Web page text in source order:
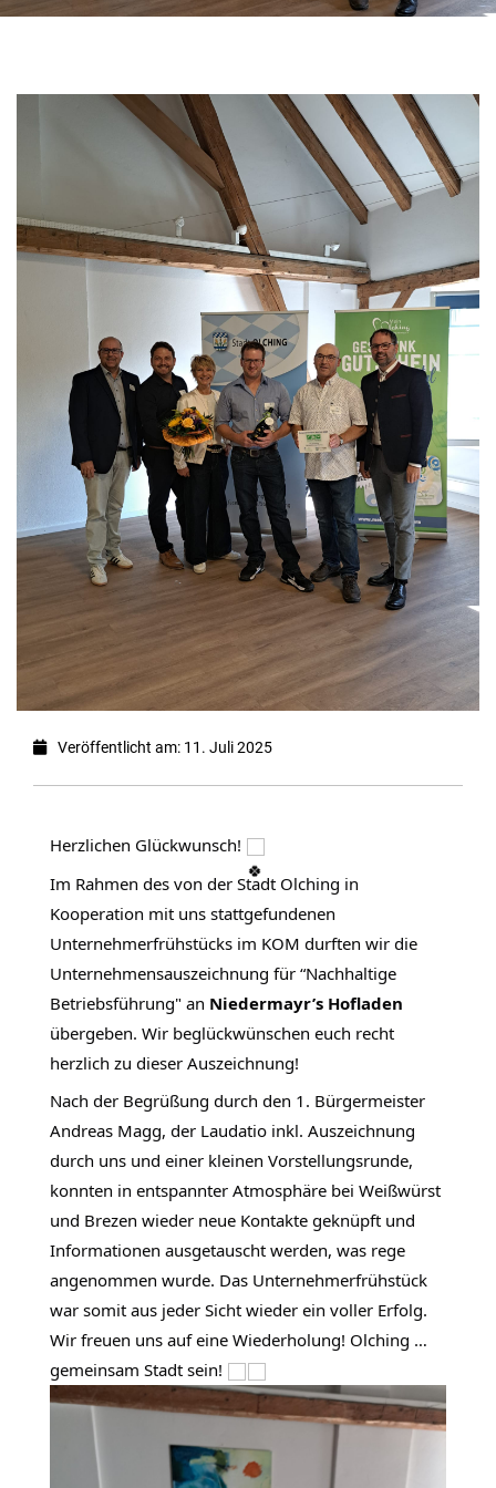
Veröffentlicht am: 11. Juli 2025
Herzlichen Glückwunsch!
Im Rahmen des von der Stadt Olching in
Kooperation mit uns stattgefundenen
Unternehmerfrühstücks im KOM durften wir die
Unternehmensauszeichnung für “Nachhaltige
Betriebsführung" an Niedermayr’s Hofladen
übergeben. Wir beglückwünschen euch recht
herzlich zu dieser Auszeichnung!
Nach der Begrüßung durch den 1. Bürgermeister
Andreas Magg, der Laudatio inkl. Auszeichnung
durch uns und einer kleinen Vorstellungsrunde,
konnten in entspannter Atmosphäre bei Weißwürst
und Brezen wieder neue Kontakte geknüpft und
Informationen ausgetauscht werden, was rege
angenommen wurde. Das Unternehmerfrühstück
war somit aus jeder Sicht wieder ein voller Erfolg.
Wir freuen uns auf eine Wiederholung! Olching …
gemeinsam Stadt sein!